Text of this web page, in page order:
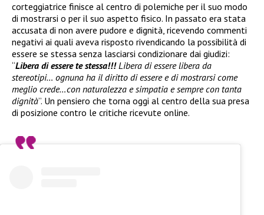
corteggiatrice finisce al centro di polemiche per il suo modo
di mostrarsi o per il suo aspetto fisico. In passato era stata
accusata di non avere pudore e dignità, ricevendo commenti
negativi ai quali aveva risposto rivendicando la possibilità di
essere se stessa senza lasciarsi condizionare dai giudizi:
“Libera di essere te stessa!!!Libera di essere libera da
stereotipi… ognuna ha il diritto di essere e di mostrarsi come
meglio crede…con naturalezza e simpatia e sempre con tanta
dignità”. Un pensiero che torna oggi al centro della sua presa
di posizione contro le critiche ricevute online.